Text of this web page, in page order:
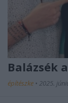
Balázsék
építészke • 2025.